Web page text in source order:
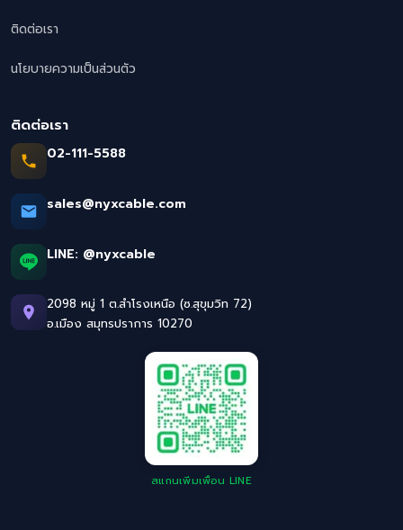
ติดต่อเรา
นโยบายความเป็นส่วนตัว
ติดต่อเรา
02-111-5588
sales@nyxcable.com
LINE: @nyxcable
2098 หมู่ 1 ต.สำโรงเหนือ (ซ.สุขุมวิท 72)
อ.เมือง สมุทรปราการ 10270
สแกนเพิ่มเพื่อน LINE